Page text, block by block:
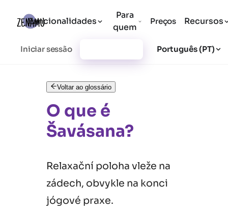
Funcionalidades
Para
quem
Preços Recursos
Iniciar sessão Português (PT)
Voltar ao glossário
O que é
Šavásana?
Relaxační poloha vleže na
zádech, obvykle na konci
jógové praxe.